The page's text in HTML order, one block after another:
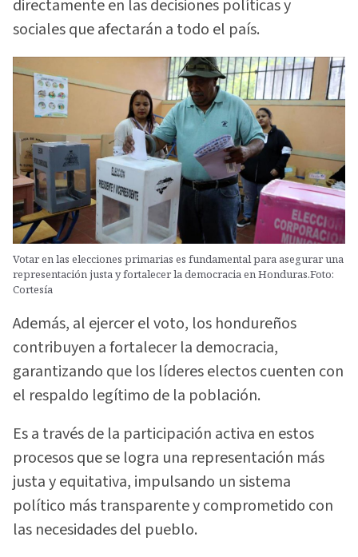
directamente en las decisiones políticas y
sociales que afectarán a todo el país.
Votar en las elecciones primarias es fundamental para asegurar una
representación justa y fortalecer la democracia en Honduras.Foto:
Cortesía
Además, al ejercer el voto, los hondureños
contribuyen a fortalecer la democracia,
garantizando que los líderes electos cuenten con
el respaldo legítimo de la población.
Es a través de la participación activa en estos
procesos que se logra una representación más
justa y equitativa, impulsando un sistema
político más transparente y comprometido con
las necesidades del pueblo.